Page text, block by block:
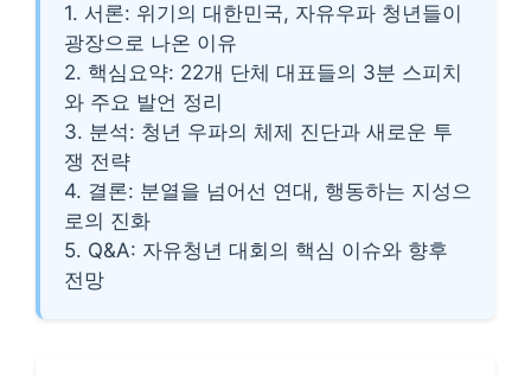
1. 서론: 위기의 대한민국, 자유우파 청년들이
광장으로 나온 이유
2. 핵심요약: 22개 단체 대표들의 3분 스피치
와 주요 발언 정리
3. 분석: 청년 우파의 체제 진단과 새로운 투
쟁 전략
4. 결론: 분열을 넘어선 연대, 행동하는 지성으
로의 진화
5. Q&A: 자유청년 대회의 핵심 이슈와 향후
전망